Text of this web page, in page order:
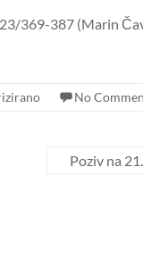
369-387 (Marin
No
Poziv na